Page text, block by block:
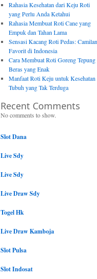
Rahasia Kesehatan dari Keju Roti
yang Perlu Anda Ketahui
Rahasia Membuat Roti Cane yang
Empuk dan Tahan Lama
Sensasi Kacang Roti Pedas: Camilan
Favorit di Indonesia
Cara Membuat Roti Goreng Tepung
Beras yang Enak
Manfaat Roti Keju untuk Kesehatan
Tubuh yang Tak Terduga
Recent Comments
No comments to show.
Slot Dana
Live Sdy
Live Sdy
Live Draw Sdy
Togel Hk
Live Draw Kamboja
Slot Pulsa
Slot Indosat